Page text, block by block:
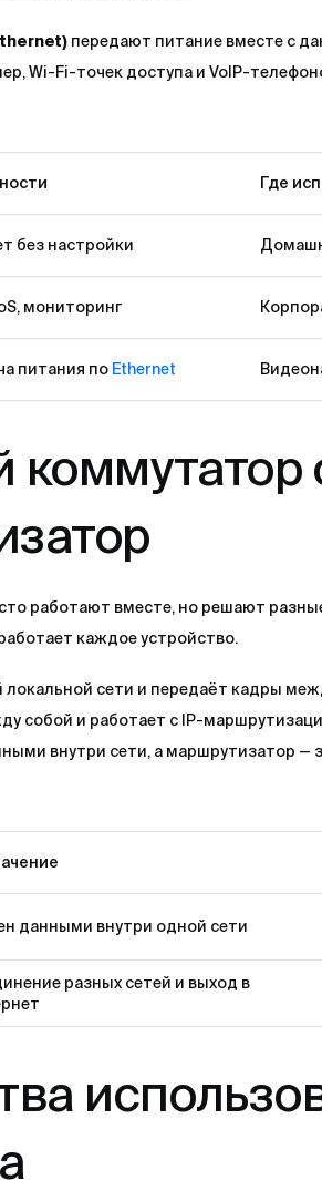
передают питание вместе с
Wi-Fi-точек доступа и VoIP-
Где
без настройки
мониторинг
питания по Ethernet
коммутатор
работают вместе, но решают
каждое устройство.
локальной сети и передаёт кадры
собой и работает с IP-
внутри сети, а маршрутизатор —
данными внутри одной сети
разных сетей и выход в